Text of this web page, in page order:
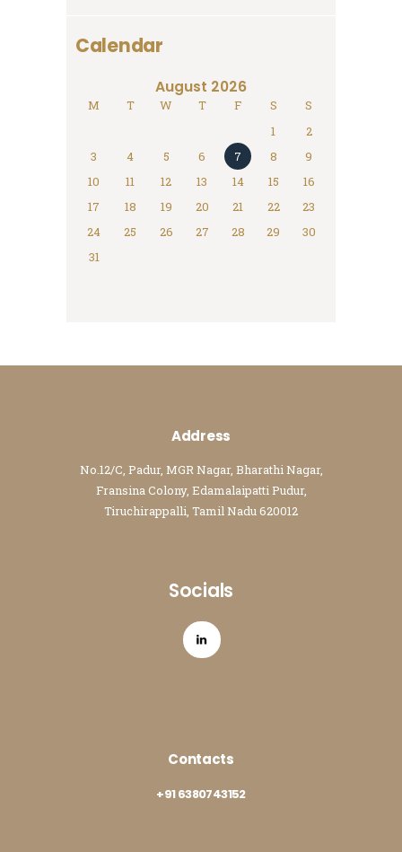
Calendar
August 2026
M T W T F S
S
1
2
3
4 5 6 7 8
9
10
11 12 13 14 15
16
17
18 19 20 21 22
23
24
25 26 27 28 29
30
31
Address
No.12/C, Padur, MGR Nagar, Bharathi Nagar,
Fransina Colony, Edamalaipatti Pudur,
Tiruchirappalli, Tamil Nadu 620012
Socials
Contacts
+91 6380743152